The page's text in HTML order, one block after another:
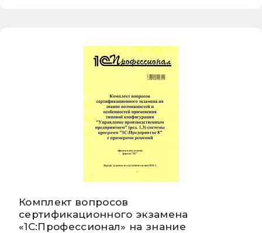
Комплект вопросов
сертификационного экзамена
«1С:Профессионал» на знание